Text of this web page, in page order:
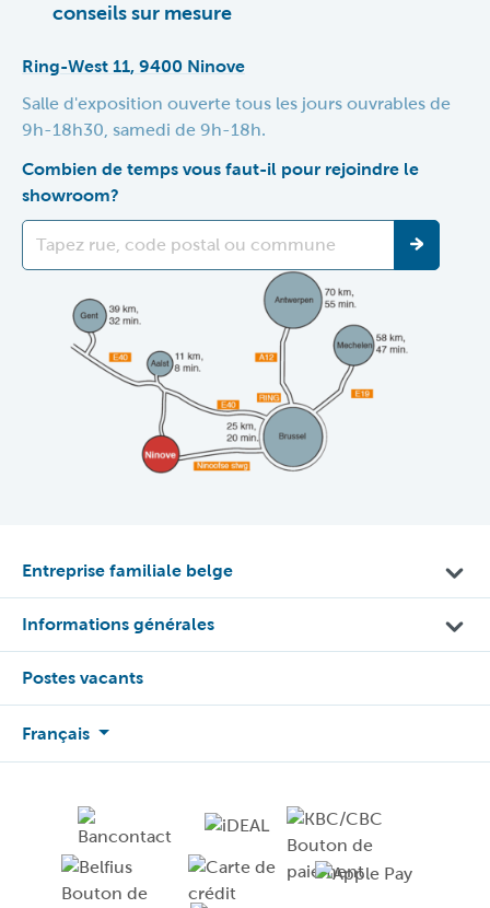
conseils sur mesure
Ring-West 11, 9400 Ninove
Salle d'exposition ouverte tous les jours ouvrables de
9h-18h30, samedi de 9h-18h.
Combien de temps vous faut-il pour rejoindre le
showroom?
Entreprise familiale belge
Informations générales
Postes vacants
Français